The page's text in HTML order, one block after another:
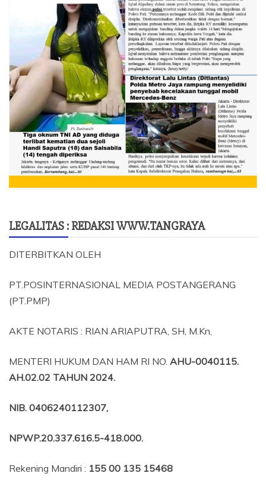
LEGALITAS : REDAKSI WWW.TANGRAYA
DITERBITKAN OLEH
PT.POSINTERNASIONAL MEDIA POSTANGERANG
(PT.PMP)
AKTE NOTARIS : RIAN ARIAPUTRA, SH, M.Kn,
MENTERI HUKUM DAN HAM RI NO. AHU-0040115.
AH.02.02 TAHUN 2024.
NIB. 0406240112307,
NPWP.20.337.616.5-418.000.
Rekening Mandiri : 155 00 135 15468